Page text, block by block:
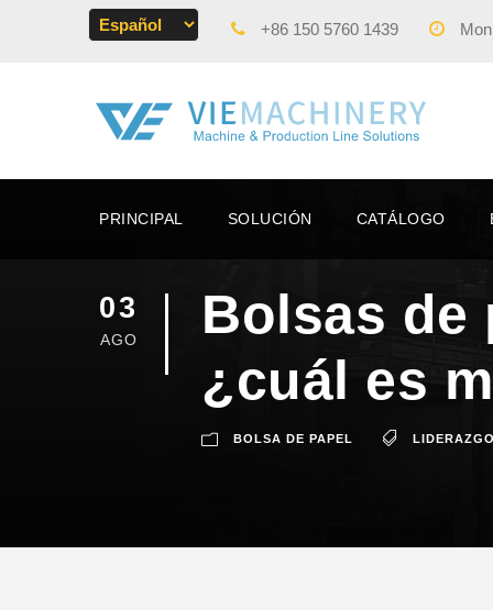
+86 150 5760 1439
PRINCIPAL SOLUCIÓN CATÁLOGO
03
AGO
Bolsas de
¿cuál es
BOLSA DE PAPEL